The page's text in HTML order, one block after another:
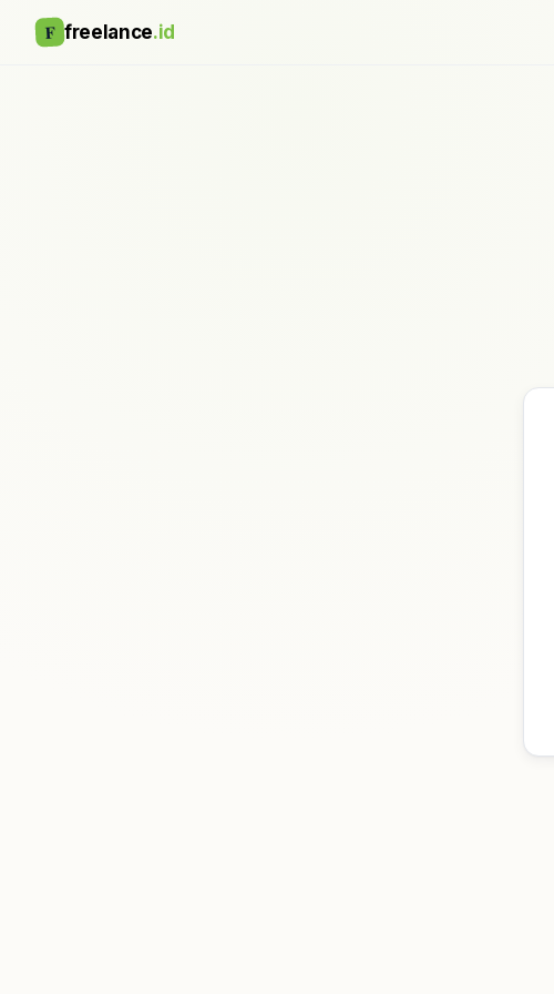
F freelance.id